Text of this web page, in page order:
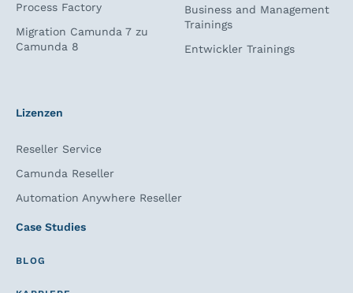
Process Factory
Migration Camunda 7 zu
Camunda 8
Business and Management
Trainings
Entwickler Trainings
Lizenzen
Reseller Service
Camunda Reseller
Automation Anywhere Reseller
Case Studies
BLOG